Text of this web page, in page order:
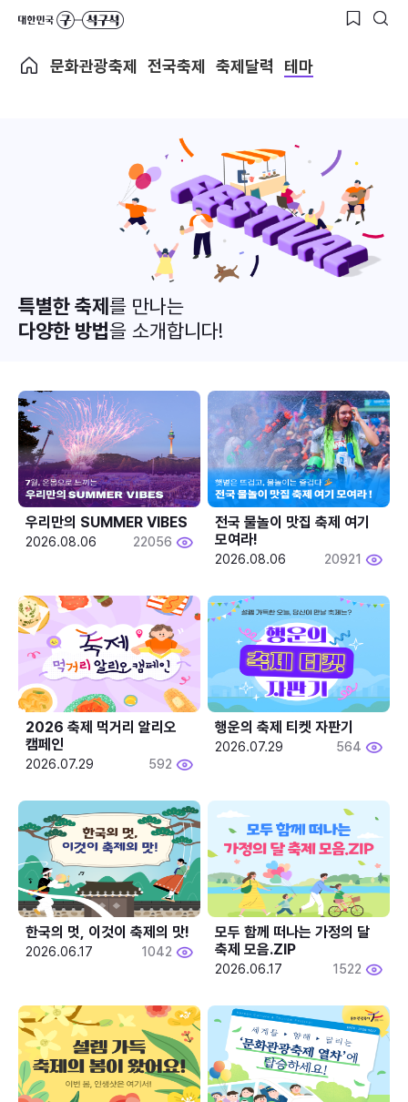
문화관광축제 전국축제 축제달력 테마
특별한 축제를 만나는
다양한 방법을 소개합니다!
우리만의 SUMMER VIBES
2026.08.06 22056
전국 물놀이 맛집 축제 여기
모여라!
2026.08.06 20921
2026 축제 먹거리 알리오
캠페인
2026.07.29 592
행운의 축제 티켓 자판기
2026.07.29 564
한국의 멋, 이것이 축제의 맛!
2026.06.17 1042
모두 함께 떠나는 가정의 달
축제 모음.ZIP
2026.06.17 1522